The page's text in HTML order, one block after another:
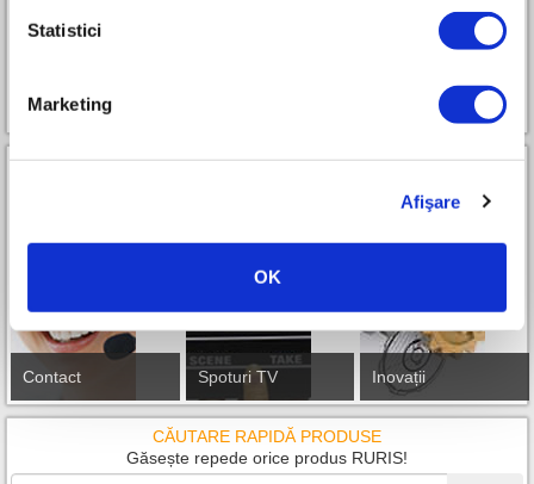
Statistici
Marketing
Afişare
OK
Cum devin partener
Contact Spoturi TV Inovații
CĂUTARE RAPIDĂ PRODUSE
Găsește repede orice produs RURIS!